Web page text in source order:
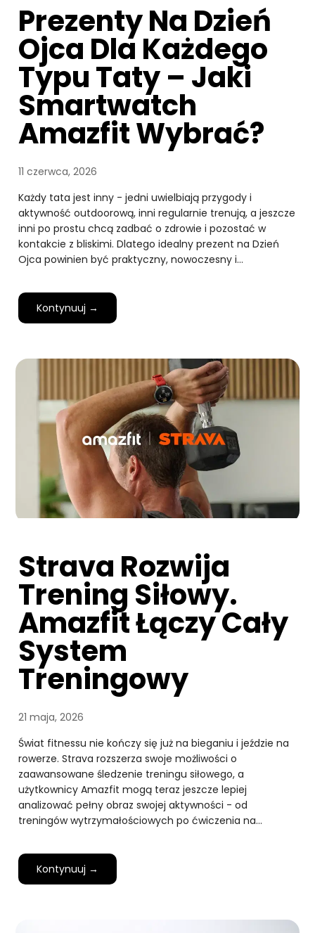
Prezenty Na Dzień
Ojca Dla Każdego
Typu Taty – Jaki
Smartwatch
Amazfit Wybrać?
11 czerwca, 2026
Każdy tata jest inny - jedni uwielbiają przygody i
aktywność outdoorową, inni regularnie trenują, a jeszcze
inni po prostu chcą zadbać o zdrowie i pozostać w
kontakcie z bliskimi. Dlatego idealny prezent na Dzień
Ojca powinien być praktyczny, nowoczesny i…
Kontynuuj →
Strava Rozwija
Trening Siłowy.
Amazfit Łączy Cały
System
Treningowy
21 maja, 2026
Świat fitnessu nie kończy się już na bieganiu i jeździe na
rowerze. Strava rozszerza swoje możliwości o
zaawansowane śledzenie treningu siłowego, a
użytkownicy Amazfit mogą teraz jeszcze lepiej
analizować pełny obraz swojej aktywności - od
treningów wytrzymałościowych po ćwiczenia na…
Kontynuuj →